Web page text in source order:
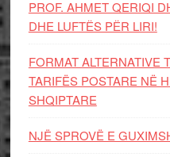
PROF. AHMET QERIQI
DHE LUFTЁS PЁR LIRI!
FORMAT ALTERNATIVE
TARIFËS POSTARE NË
SHQIPTARE
NJË SPROVË E